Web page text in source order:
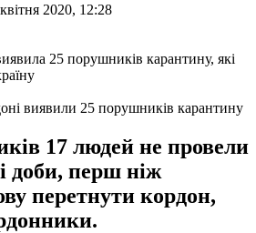
2020, 12:28
виявили 25 порушників карантину
17 людей не провели
і доби, перш ніж
перетнути кордон,